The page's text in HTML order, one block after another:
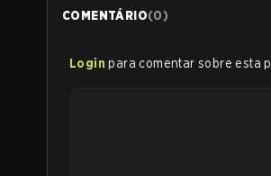
COMENTÁRIO(0)
Login para comentar sobre esta